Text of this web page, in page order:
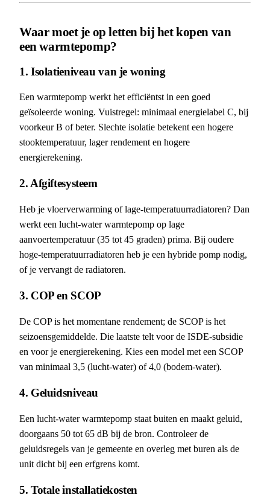
Waar moet je op letten bij het kopen van
een warmtepomp?
1. Isolatieniveau van je woning
Een warmtepomp werkt het efficiëntst in een goed
geïsoleerde woning. Vuistregel: minimaal energielabel C, bij
voorkeur B of beter. Slechte isolatie betekent een hogere
stooktemperatuur, lager rendement en hogere
energierekening.
2. Afgiftesysteem
Heb je vloerverwarming of lage-temperatuurradiatoren? Dan
werkt een lucht-water warmtepomp op lage
aanvoertemperatuur (35 tot 45 graden) prima. Bij oudere
hoge-temperatuurradiatoren heb je een hybride pomp nodig,
of je vervangt de radiatoren.
3. COP en SCOP
De COP is het momentane rendement; de SCOP is het
seizoensgemiddelde. Die laatste telt voor de ISDE-subsidie
en voor je energierekening. Kies een model met een SCOP
van minimaal 3,5 (lucht-water) of 4,0 (bodem-water).
4. Geluidsniveau
Een lucht-water warmtepomp staat buiten en maakt geluid,
doorgaans 50 tot 65 dB bij de bron. Controleer de
geluidsregels van je gemeente en overleg met buren als de
unit dicht bij een erfgrens komt.
5. Totale installatiekosten